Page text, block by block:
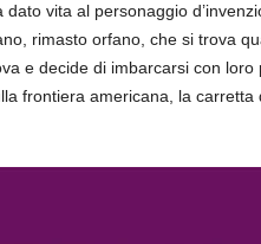
dato vita al personaggio
rimasto orfano, che si trova
e decide di imbarcarsi con
frontiera americana, la